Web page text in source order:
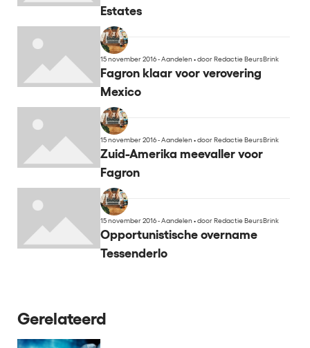
Estates
15 november 2016 - Aandelen•door Redactie BeursBrink
Fagron klaar voor verovering
Mexico
15 november 2016 - Aandelen•door Redactie BeursBrink
Zuid-Amerika meevaller voor
Fagron
15 november 2016 - Aandelen•door Redactie BeursBrink
Opportunistische overname
Tessenderlo
Gerelateerd